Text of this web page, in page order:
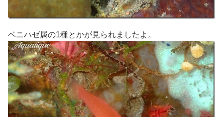
ベニハゼ属の1種とかが見られましたよ。